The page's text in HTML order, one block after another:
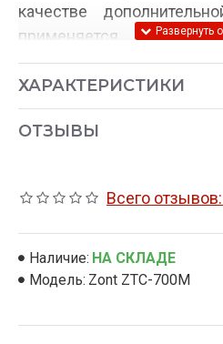
качестве
применяется Pin-
система дистанционной
Anti-Hi-Jack.
GPS/Глонасс
определения
диалоговый алгоритм
по стандарту AES128
шифрования для
сканирования
Технические
ХАРАКТЕРИСТИКИ
ОТЗЫВЫ
Всего
Наличие: НА СКЛАДЕ
Модель: Zont ZTC-700М